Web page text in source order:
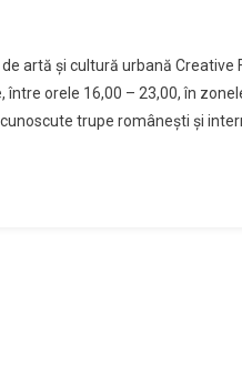
artă şi cultură urbană Creative
între orele 16,00 – 23,00, în
trupe româneşti şi